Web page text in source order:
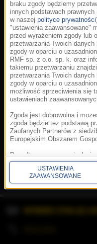
Prywatność.
Fakty
braku zgody będziemy
innych podstawach
w naszej polityce prywatności
"ustawienia zaawansowane"
przed wyrażeniem zgody lub
przetwarzania Twoich
zgody w oparciu o
RMF sp. z o.o. sp. k. oraz
takiemu przetwarzaniu
przetwarzania Twoich
zgody w oparciu o
możliwość sprzeciwienia się
ustawieniach
Zgoda jest dobrowolna i
zgoda będzie też podstawą
Zaufanych Partnerów z
Europejskim Obszarem
Ponadto masz prawo
ograniczenia przetwarzania
Prezesa Urzędu Ochrony
znajdziesz informacje jak
informacje na temat
USTAWIENIA
ZAAWANSOWANE